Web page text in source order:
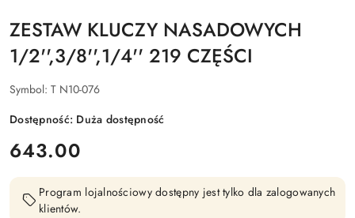
ZESTAW KLUCZY NASADOWYCH
1/2'',3/8'',1/4'' 219 CZĘŚCI
Symbol: T N10-076
Dostępność: Duża dostępność
cena:
643.00
Program lojalnościowy dostępny jest tylko dla zalogowanych
klientów.